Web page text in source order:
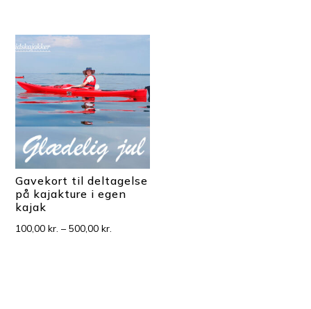
Gavekort til deltagelse
på kajakture i egen
kajak
100,00kr. – 500,00kr.